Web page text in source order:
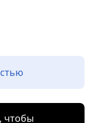
чтобы